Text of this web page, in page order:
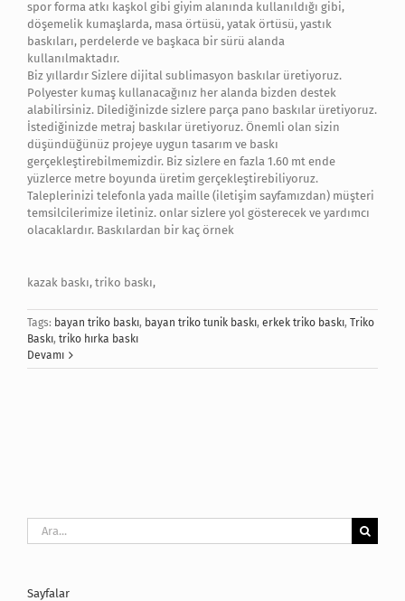
spor forma atkı kaşkol gibi giyim alanında kullanıldığı gibi,
döşemelik kumaşlarda, masa örtüsü, yatak örtüsü, yastık
baskıları, perdelerde ve başkaca bir sürü alanda
kullanılmaktadır.
Biz yıllardır Sizlere dijital sublimasyon baskılar üretiyoruz.
Polyester kumaş kullanacağınız her alanda bizden destek
alabilirsiniz. Dilediğinizde sizlere parça pano baskılar üretiyoruz.
İstediğinizde metraj baskılar üretiyoruz. Önemli olan sizin
düşündüğünüz projeye uygun tasarım ve baskı
gerçekleştirebilmemizdir. Biz sizlere en fazla 1.60 mt ende
yüzlerce metre boyunda üretim gerçekleştirebiliyoruz.
Taleplerinizi telefonla yada maille (iletişim sayfamızdan) müşteri
temsilcilerimize iletiniz. onlar sizlere yol gösterecek ve yardımcı
olacaklardır. Baskılardan bir kaç örnek
kazak baskı, triko baskı,
Tags: bayan triko baskı, bayan triko tunik baskı, erkek triko baskı, Triko
Baskı, triko hırka baskı
Devamı
Ara:
Sayfalar